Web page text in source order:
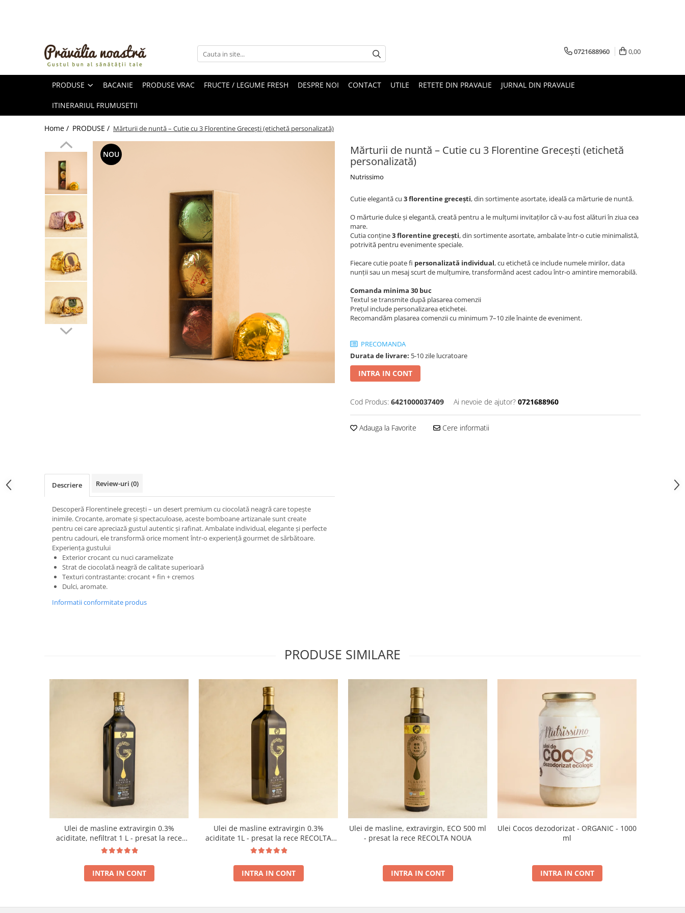
ULEIURI ȘI UNTURI
FRUCTE DESHIDRATATE
ÎNDULCITORI NATURALI / MIERE
FRUCTE LA CONSERVĂ
OȚETURI ȘI SOSURI
FĂINĂ FĂRĂ GLUTEN
OREZ ȘI CEREALE
CONDIMENTE
CEAIURI GRECEȘTI
CIOCOLATĂ ȘI CACAO
HEALTHY SNACKS
SUPERALIMENTE
0721688960 0,00
PRODUSE BACANIE PRODUSE VRAC FRUCTE / LEGUME FRESH DESPRE NOI CONTACT UTILE RETETE DIN PRAVALIE JURNAL DIN PRAVALIE
ITINERARIUL FRUMUSETII
Home / PRODUSE / Mărturii de nuntă – Cutie cu 3 Florentine Grecești (etichetă personalizată)
Mărturii de nuntă – Cutie cu 3 Florentine Grecești (etichetă
personalizată)
Nutrissimo
NOU
Cutie elegantă cu 3 florentine grecești, din sortimente asortate, ideală ca mărturie de nuntă.
O mărturie dulce și elegantă, creată pentru a le mulțumi invitaților că v-au fost alături în ziua cea
mare.
Cutia conține3 florentine grecești, din sortimente asortate, ambalate într-o cutie minimalistă,
potrivită pentru evenimente speciale.
Fiecare cutie poate fi personalizată individual, cu etichetă ce include numele mirilor, data
nunții sau un mesaj scurt de mulțumire, transformând acest cadou într-o amintire memorabilă.
Comanda minima 30 buc
Textul se transmite după plasarea comenzii
Prețul include personalizarea etichetei.
Recomandăm plasarea comenzii cu minimum 7–10 zile înainte de eveniment.
PRECOMANDA
Durata de livrare: 5-10 zile lucratoare
INTRA IN CONT
Cod Produs: 6421000037409 Ai nevoie de ajutor? 0721688960
Adauga la Favorite Cere informatii
Descriere Review-uri (0)
Descoperă Florentinele grecești – un desert premium cu ciocolată neagră care topește
inimile. Crocante, aromate și spectaculoase, aceste bomboane artizanale sunt create
pentru cei care apreciază gustul autentic și rafinat. Ambalate individual, elegante și perfecte
pentru cadouri, ele transformă orice moment într-o experiență gourmet de sărbătoare.
Experiența gustului
Exterior crocant cu nuci caramelizate
Strat de ciocolată neagră de calitate superioară
Texturi contrastante: crocant + fin + cremos
Dulci, aromate.
Informatii conformitate produs
PRODUSE SIMILARE
Ulei de masline extravirgin 0.3%
aciditate, nefiltrat 1 L - presat la rece
RECOLTA NOUA
INTRA IN CONT
Ulei de masline extravirgin 0.3%
aciditate 1L - presat la rece RECOLTA
NOUA
INTRA IN CONT
Ulei de masline, extravirgin, ECO 500 ml
- presat la rece RECOLTA NOUA
INTRA IN CONT
Ulei Cocos dezodorizat - ORGANIC - 1000
ml
INTRA IN CONT